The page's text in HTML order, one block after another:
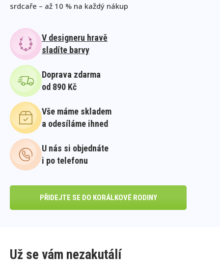
srdcaře – až 10 % na každý nákup
V designeru hravě
sladíte barvy
Doprava zdarma
od 890 Kč
Vše máme skladem
a odesíláme ihned
U nás si objednáte
i po telefonu
PŘIDEJTE SE DO KORÁLKOVÉ RODINY
Už se vám nezakutálí